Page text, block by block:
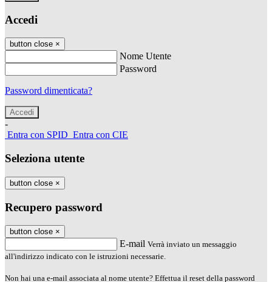
Accedi
button close ×
Nome Utente
Password
Password dimenticata?
-
Entra con SPID Entra con CIE
Seleziona utente
button close ×
Recupero password
button close ×
E-mail Verrà inviato un messaggio
all'indirizzo indicato con le istruzioni necessarie.
Non hai una e-mail associata al nome utente? Effettua il reset della password